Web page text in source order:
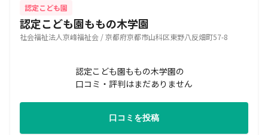
認定こども園
認定こども園ももの木学園
社会福祉法人京峰福祉会 / 京都府京都市山科区東野八反畑町57-8
認定こども園ももの木学園の
口コミ・評判はまだありません
口コミを投稿